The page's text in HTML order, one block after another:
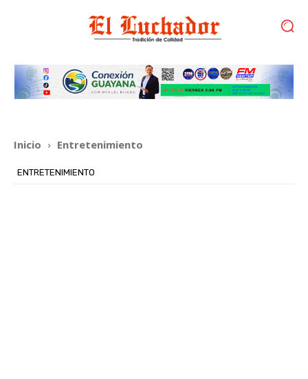
Inicio Entretenimiento
ENTRETENIMIENTO